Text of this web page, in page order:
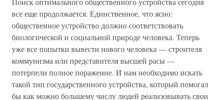
все еще продолжается. Единственное, что ясно:
общественное устройство должно соответствовать
биологической и социальной природе человека. Теперь
уже все попытки вывести нового человека — строителя
коммунизма или представителя высшей расы —
потерпели полное поражение. И нам необходимо искать
такой тип государственного устройства, который помогал
бы как можно большему числу людей реализовывать свои